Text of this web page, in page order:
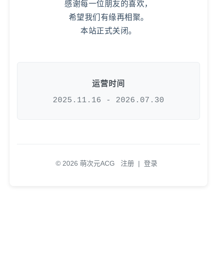
感谢每一位朋友的喜欢，
希望我们有缘再相聚。
本站正式关闭。
运营时间
2025.11.16 - 2026.07.30
© 2026 萌次元ACG 注册 | 登录